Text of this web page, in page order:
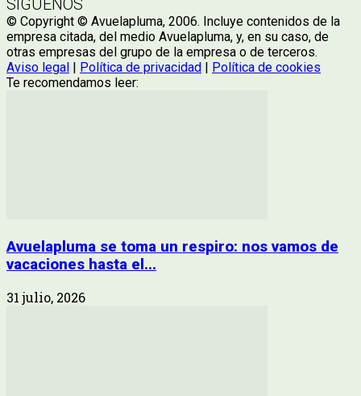
SÍGUENOS
© Copyright © Avuelapluma, 2006. Incluye contenidos de la
empresa citada, del medio Avuelapluma, y, en su caso, de
otras empresas del grupo de la empresa o de terceros.
Aviso legal
Política de privacidad
Política de cookies
Te recomendamos leer:
Avuelapluma se toma un respiro: nos vamos de
vacaciones hasta el...
31 julio, 2026